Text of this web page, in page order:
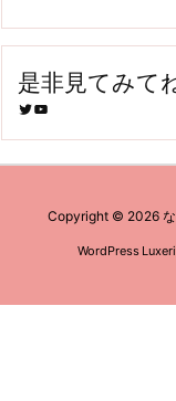
是非見てみて
Twitter YouTube
Copyright © 2026
WordPress